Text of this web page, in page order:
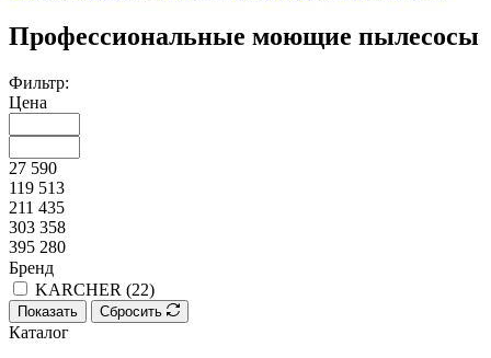
Профессиональные моющие пылесосы
Фильтр:
Цена
27 590
119 513
211 435
303 358
395 280
Бренд
KARCHER (22)
Показать Сбросить
Каталог